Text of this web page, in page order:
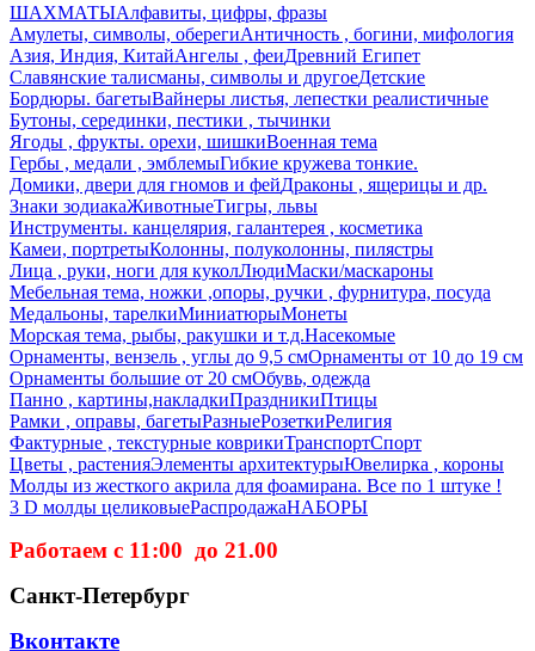
ШАХМАТЫАлфавиты, цифры, фразы
Амулеты, символы, оберегиАнтичность , богини, мифология
Азия, Индия, КитайАнгелы , феиДревний Египет
Славянские талисманы, символы и другоеДетские
Бордюры. багетыВайнеры листья, лепестки реалистичные
Бутоны, серединки, пестики , тычинки
Ягоды , фрукты. орехи, шишкиВоенная тема
Гербы , медали , эмблемыГибкие кружева тонкие.
Домики, двери для гномов и фейДраконы , ящерицы и др.
Знаки зодиакаЖивотныеТигры, львы
Инструменты. канцелярия, галантерея , косметика
Камеи, портретыКолонны, полуколонны, пилястры
Лица , руки, ноги для куколЛюдиМаски/маскароны
Мебельная тема, ножки ,опоры, ручки , фурнитура, посуда
Медальоны, тарелкиМиниатюрыМонеты
Морская тема, рыбы, ракушки и т.д.Насекомые
Орнаменты, вензель , углы до 9,5 смОрнаменты от 10 до 19 см
Орнаменты большие от 20 смОбувь, одежда
Панно , картины,накладкиПраздникиПтицы
Рамки , оправы, багетыРазныеРозеткиРелигия
Фактурные , текстурные коврикиТранспортСпорт
Цветы , растенияЭлементы архитектурыЮвелирка , короны
Молды из жесткого акрила для фоамирана. Все по 1 штуке !
3 D молды целиковыеРаспродажаНАБОРЫ
Работаем с 11:00 до 21.00
Санкт-Петербург
Вконтакте